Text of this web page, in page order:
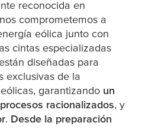
reconocida en
comprometemos a
eólica junto con
cintas especializadas
diseñadas para
exclusivas de la
garantizando un
procesos racionalizados, y
. Desde la preparación